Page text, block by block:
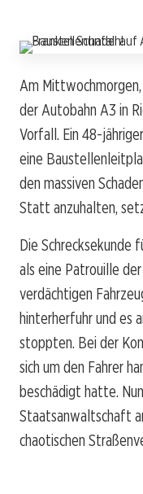
Am
der Autobahn A3 in
Vorfall. Ein 48-
eine
den massiven
Statt anzuhalten,
Die Schrecksekunde
als eine Patrouille
verdächtigen
hinterherfuhr und es
stoppten. Bei der
sich um den Fahrer
beschädigt hatte.
Staatsanwaltschaft
chaotischen